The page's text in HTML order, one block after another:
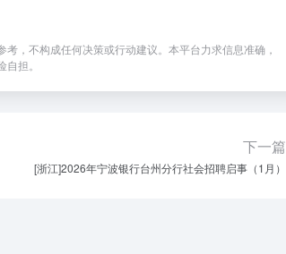
，不构成任何决策或行动建议。本平台力求信息准确，
担。
下一篇
[浙江]2026年宁波银行台州分行社会招聘启事（1月）